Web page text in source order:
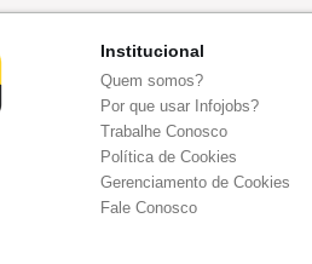
Institucional
Quem somos?
Por que usar Infojobs?
Trabalhe Conosco
Política de Cookies
Gerenciamento de Cookies
Fale Conosco